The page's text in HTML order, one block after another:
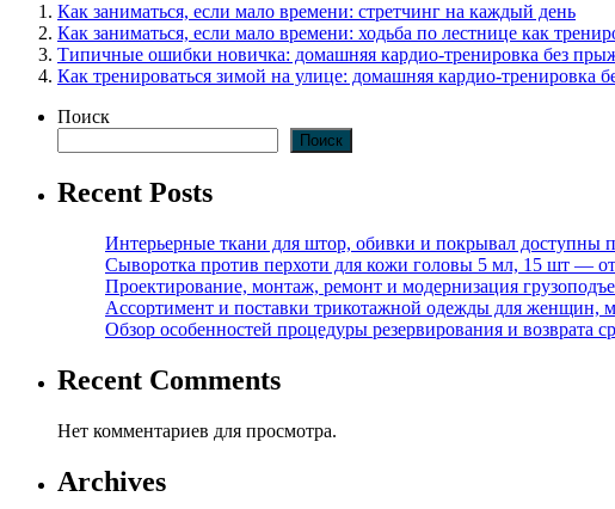
Как заниматься, если мало времени: стретчинг на каждый день
Как заниматься, если мало времени: ходьба по лестнице как
Типичные ошибки новичка: домашняя кардио-тренировка без
Как тренироваться зимой на улице: домашняя кардио-тренировка
Поиск
Поиск
Recent Posts
Интерьерные ткани для штор, обивки и покрывал доступны
Сыворотка против перхоти для кожи головы 5 мл, 15 шт —
Проектирование, монтаж, ремонт и модернизация
Ассортимент и поставки трикотажной одежды для женщин,
Обзор особенностей процедуры резервирования и возврата
Recent Comments
Нет комментариев для просмотра.
Archives